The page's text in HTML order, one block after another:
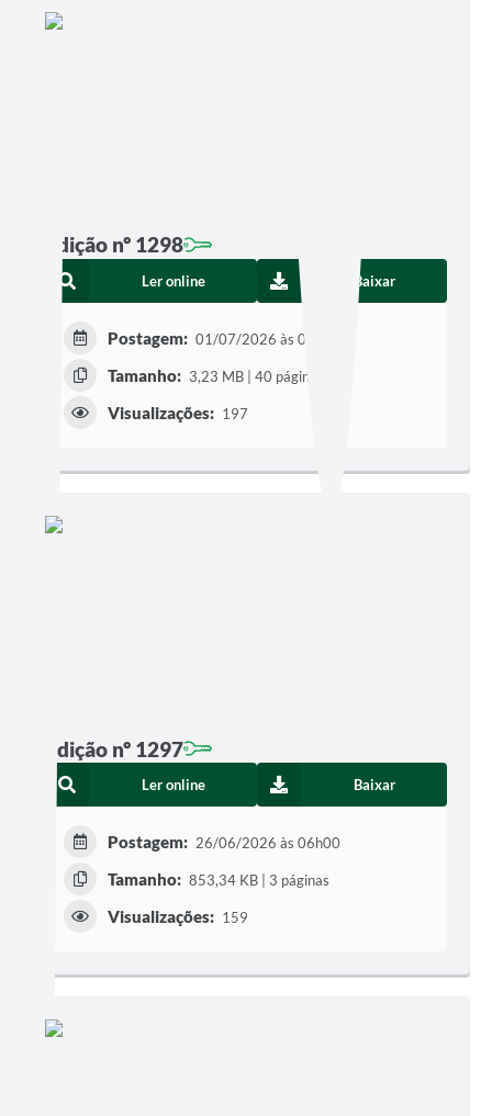
Edição nº 1298
Ler online Baixar
Postagem: 01/07/2026 às 06h00
Tamanho: 3,23 MB | 40 páginas
Visualizações: 197
Edição nº 1297
Ler online Baixar
Postagem: 26/06/2026 às 06h00
Tamanho: 853,34 KB | 3 páginas
Visualizações: 159